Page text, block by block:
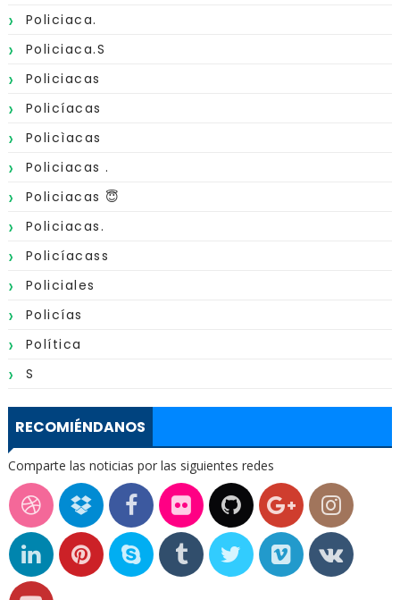
Policiaca.
Policiaca.s
Policiacas
Policíacas
Policìacas
Policiacas .
Policiacas 😇
Policiacas.
Policíacass
Policiales
Policías
Política
S
RECOMIÉNDANOS
Comparte las noticias por las siguientes redes